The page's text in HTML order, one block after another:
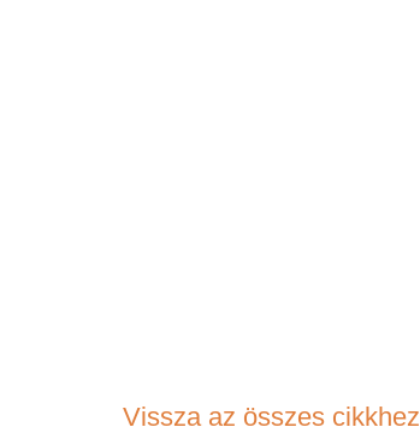
Vissza az összes cikkhez